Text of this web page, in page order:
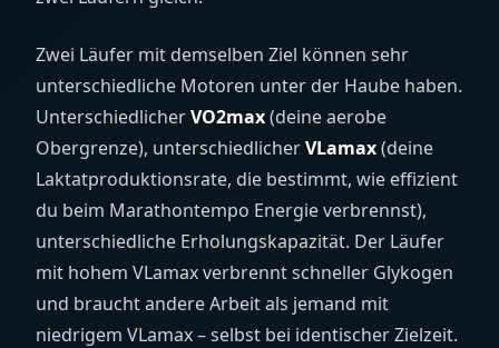
Zwei Läufer mit demselben Ziel können sehr
unterschiedliche Motoren unter der Haube haben.
UnterschiedlicherVO2max(deine aerobe
Obergrenze), unterschiedlicherVLamax(deine
Laktatproduktionsrate, die bestimmt, wie effizient
du beim Marathontempo Energie verbrennst),
unterschiedliche Erholungskapazität. Der Läufer
mit hohem VLamax verbrennt schneller Glykogen
und braucht andere Arbeit als jemand mit
niedrigem VLamax – selbst bei identischer Zielzeit.